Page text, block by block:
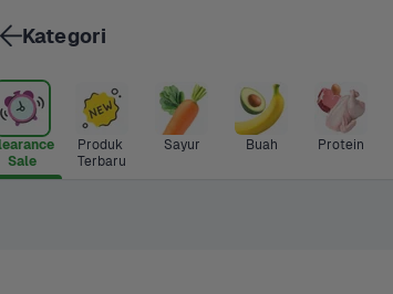
Sale
Produk
Terbaru
Sayur Buah Protein
Kategori